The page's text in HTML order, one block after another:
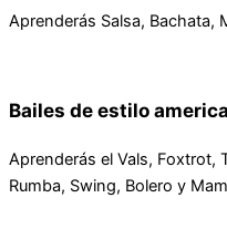
Aprenderás Salsa, Bachata,
Bailes de estilo
Aprenderás el Vals, Foxtrot,
Rumba, Swing, Bolero y